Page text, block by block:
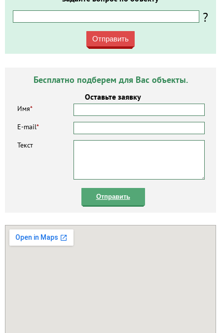
?
Отправить
Бесплатно подберем для Вас объекты.
Оставьте заявку
Имя*
E-mail*
Текст
Отправить